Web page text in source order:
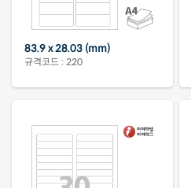
83.9 x 28.03 (mm)
규격코드 : 220